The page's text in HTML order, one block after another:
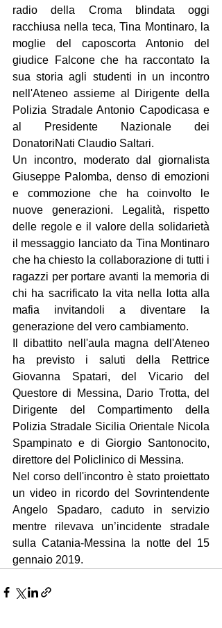
radio della Croma blindata oggi
racchiusa nella teca, Tina Montinaro, la
moglie del caposcorta Antonio del
giudice Falcone che ha raccontato la
sua storia agli studenti in un incontro
nell'Ateneo assieme al Dirigente della
Polizia Stradale Antonio Capodicasa e
al Presidente Nazionale dei
DonatoriNati Claudio Saltari.
Un incontro, moderato dal giornalista
Giuseppe Palomba, denso di emozioni
e commozione che ha coinvolto le
nuove generazioni. Legalità, rispetto
delle regole e il valore della solidarietà
il messaggio lanciato da Tina Montinaro
che ha chiesto la collaborazione di tutti i
ragazzi per portare avanti la memoria di
chi ha sacrificato la vita nella lotta alla
mafia invitandoli a diventare la
generazione del vero cambiamento.
Il dibattito nell'aula magna dell'Ateneo
ha previsto i saluti della Rettrice
Giovanna Spatari, del Vicario del
Questore di Messina, Dario Trotta, del
Dirigente del Compartimento della
Polizia Stradale Sicilia Orientale Nicola
Spampinato e di Giorgio Santonocito,
direttore del Policlinico di Messina.
Nel corso dell'incontro è stato proiettato
un video in ricordo del Sovrintendente
Angelo Spadaro, caduto in servizio
mentre rilevava un’incidente stradale
sulla Catania-Messina la notte del 15
gennaio 2019.